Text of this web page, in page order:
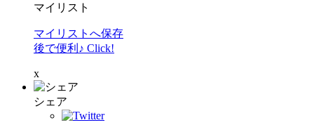
マイリスト
マイリストへ保存
後で便利♪ Click!
x
シェア